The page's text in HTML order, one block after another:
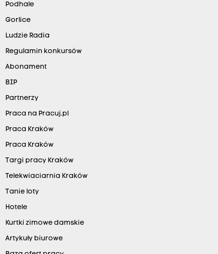
Podhale
Gorlice
Ludzie Radia
Regulamin konkursów
Abonament
BIP
Partnerzy
Praca na Pracuj.pl
Praca Kraków
Praca Kraków
Targi pracy Kraków
Telekwiaciarnia Kraków
Tanie loty
Hotele
Kurtki zimowe damskie
Artykuły biurowe